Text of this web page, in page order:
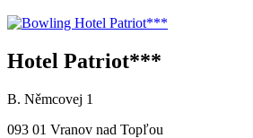
Hotel Patriot***
B. Němcovej 1
093 01 Vranov nad Topľou